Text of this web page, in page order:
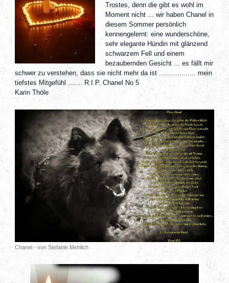
Trostes, denn die gibt es wohl im
Moment nicht ... wir haben Chanel in
diesem Sommer persönlich
kennengelernt: eine wunderschöne,
sehr elegante Hündin mit glänzend
schwarzem Fell und einem
bezaubernden Gesicht ... es fällt mir
schwer zu verstehen, dass sie nicht mehr da ist .................. mein
tiefstes Mitgefühl ....... R.I.P. Chanel No 5
Karin Thöle
Chanel - von Stefanie Mehlich